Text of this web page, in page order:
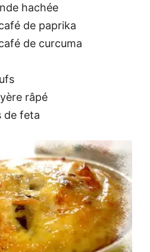
hachée
de paprika
de curcuma
râpé
de feta